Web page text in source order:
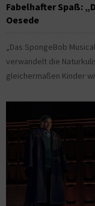
Fabelhafter Spaß:
Oesede
„Das SpongeBob
verwandelt die
gleichermaßen Kinder